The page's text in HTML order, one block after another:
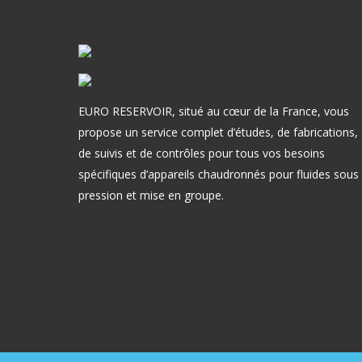
EURO RESERVOIR, situé au cœur de la France, vous
propose un service complet d’études, de fabrications,
de suivis et de contrôles pour tous vos besoins
spécifiques d’appareils chaudronnés pour fluides sous
pression et mise en groupe.